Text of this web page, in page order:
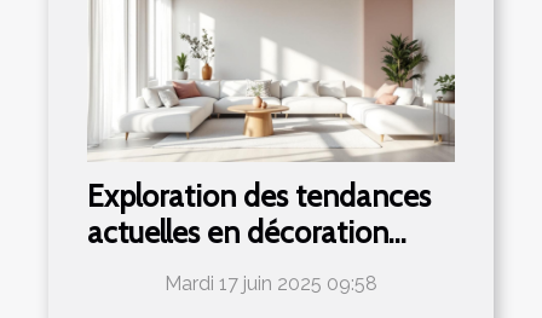
Exploration des tendances
actuelles en décoration
d'intérieurMardi 17 juin 2025 09:58